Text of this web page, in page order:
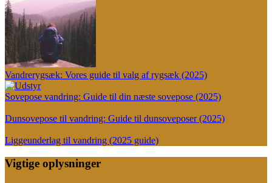
Vandrerygsæk: Vores guide til valg af rygsæk (2025)
Sovepose vandring: Guide til din næste sovepose (2025)
Dunsovepose til vandring: Guide til dunsoveposer (2025)
Liggeunderlag til vandring (2025 guide)
Vigtige oplysninger